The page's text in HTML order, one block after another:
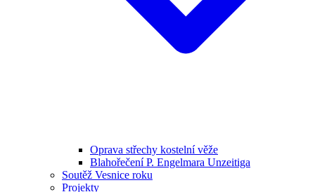
Oprava střechy kostelní věže
Blahořečení P. Engelmara Unzeitiga
Soutěž Vesnice roku
Projekty